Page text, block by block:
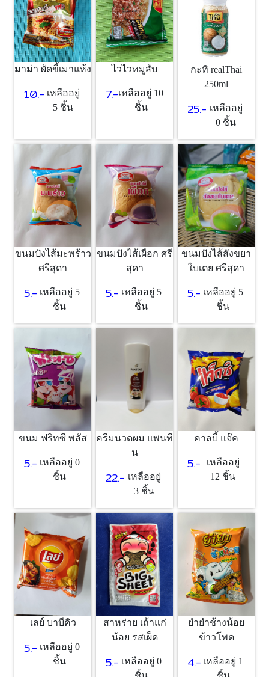
มาม่า ผัดขี้เมาแห้ง
10.- เหลืออยู่
5 ชิ้น
ไวไวหมูสับ
7.-เหลืออยู่ 10
ชิ้น
กะทิ realThai
250ml
25.- เหลืออยู่
0 ชิ้น
ขนมปังไส้มะพร้าว
ศรีสุดา
5.- เหลืออยู่ 5
ชิ้น
ขนมปังไส้เผือก ศรี
สุดา
5.- เหลืออยู่ 5
ชิ้น
ขนมปังไส้สังขยา
ใบเตย ศรีสุดา
5.- เหลืออยู่ 5
ชิ้น
ขนม ฟริทซี พลัส
5.- เหลืออยู่ 0
ชิ้น
ครีมนวดผม แพนที
น
22.- เหลืออยู่
3 ชิ้น
คาลบี้ แจ๊ค
5.-
เหลืออยู่
12 ชิ้น
เลย์ บาบีคิว
5.- เหลืออยู่ 0
ชิ้น
สาหร่าย เถ้าแก่
น้อย รสเผ็ด
5.- เหลืออยู่ 0
ยำยำช้างน้อย
ข้าวโพด
4.- เหลืออยู่ 1